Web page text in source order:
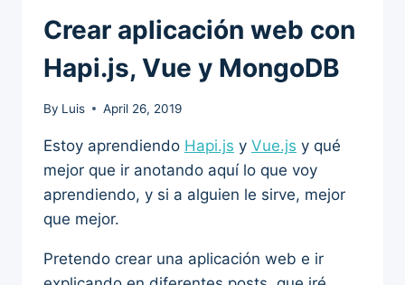
Crear aplicación web con
Hapi.js, Vue y MongoDB
By Luis April 26, 2019
Estoy aprendiendo Hapi.js y Vue.js y qué
mejor que ir anotando aquí lo que voy
aprendiendo, y si a alguien le sirve, mejor
que mejor.
Pretendo crear una aplicación web e ir